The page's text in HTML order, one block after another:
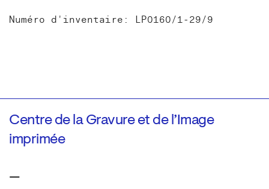
Numéro d'inventaire: LP0160/1-29/9
Centre de la Gravure et de l’Image
imprimée
—